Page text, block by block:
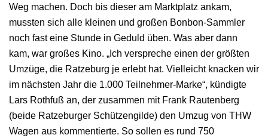
Weg machen. Doch bis dieser am Marktplatz ankam,
mussten sich alle kleinen und großen Bonbon-Sammler
noch fast eine Stunde in Geduld üben. Was aber dann
kam, war großes Kino. „Ich verspreche einen der größten
Umzüge, die Ratzeburg je erlebt hat. Vielleicht knacken wir
im nächsten Jahr die 1.000 Teilnehmer-Marke“, kündigte
Lars Rothfuß an, der zusammen mit Frank Rautenberg
(beide Ratzeburger Schützengilde) den Umzug von THW
Wagen aus kommentierte. So sollen es rund 750